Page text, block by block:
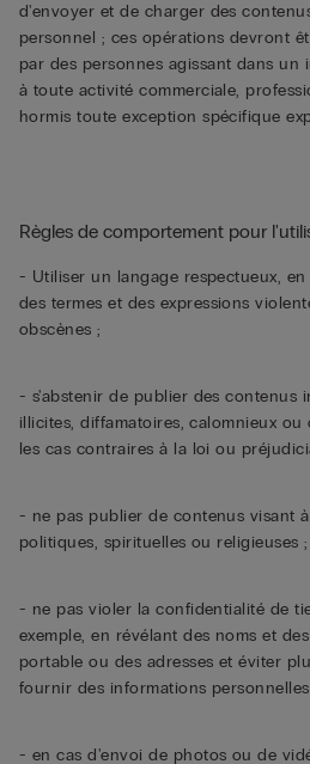
d'envoyer et de charger des
personnel ; ces opérations devront
par des personnes agissant dans un
à toute activité commerciale,
hormis toute exception spécifique
Règles de comportement pour
- Utiliser un langage respectueux,
des termes et des expressions
obscènes ;
- s'abstenir de publier des contenus
illicites, diffamatoires, calomnieux ou
les cas contraires à la loi ou
- ne pas publier de contenus visant
politiques, spirituelles ou religieuses ;
- ne pas violer la confidentialité de
exemple, en révélant des noms et
portable ou des adresses et éviter
fournir des informations
- en cas d'envoi de photos ou de